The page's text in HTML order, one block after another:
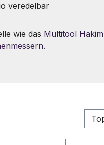
veredelbar
wie das Multitool Hakim
.